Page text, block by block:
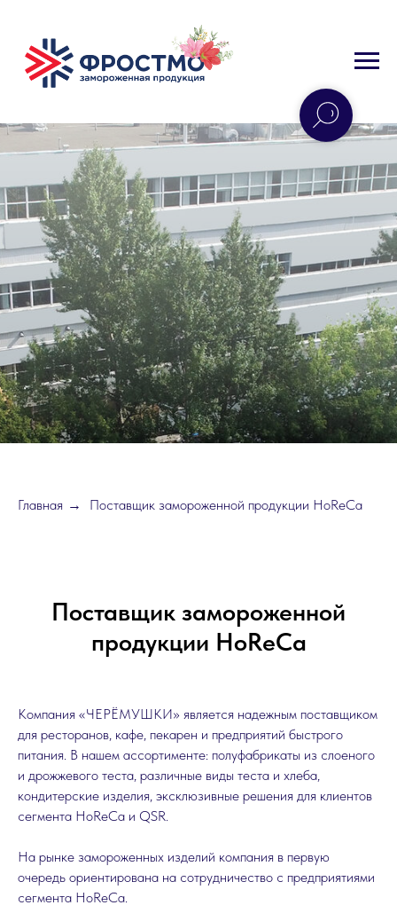
Главная → Поставщик замороженной продукции HoReCa
Поставщик замороженной
продукции HoReCa
Компания «ЧЕРЁМУШКИ» является надежным поставщиком
для ресторанов, кафе, пекарен и предприятий быстрого
питания. В нашем ассортименте: полуфабрикаты из слоеного
и дрожжевого теста, различные виды теста и хлеба,
кондитерские изделия, эксклюзивные решения для клиентов
сегмента HoReCa и QSR.
На рынке замороженных изделий компания в первую
очередь ориентирована на сотрудничество с предприятиями
сегмента HoReCa.